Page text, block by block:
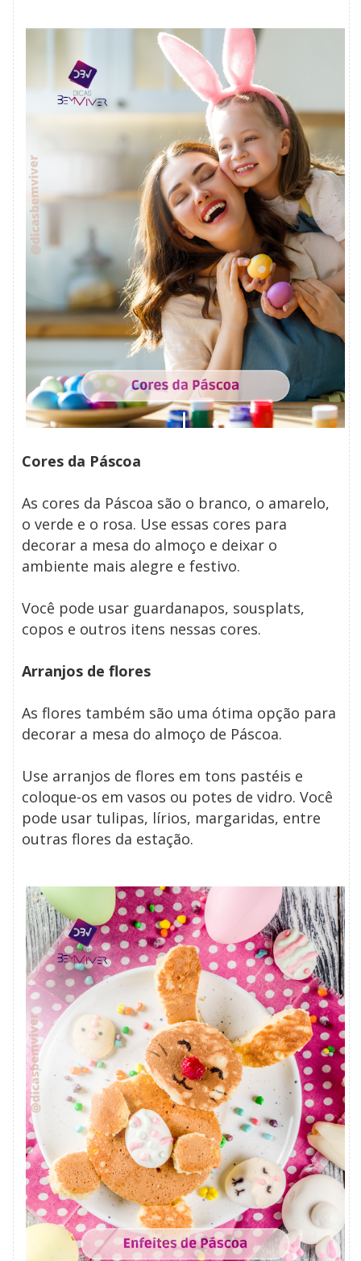
Cores da Páscoa
As cores da Páscoa são o branco, o amarelo,
o verde e o rosa. Use essas cores para
decorar a mesa do almoço e deixar o
ambiente mais alegre e festivo.
Você pode usar guardanapos, sousplats,
copos e outros itens nessas cores.
Arranjos de flores
As flores também são uma ótima opção para
decorar a mesa do almoço de Páscoa.
Use arranjos de flores em tons pastéis e
coloque-os em vasos ou potes de vidro. Você
pode usar tulipas, lírios, margaridas, entre
outras flores da estação.